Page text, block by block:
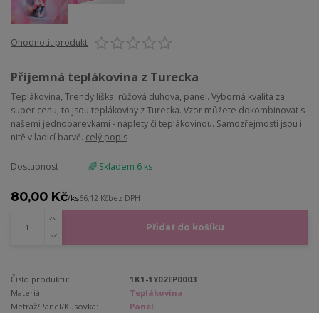
Ohodnotit produkt
Příjemná teplákovina z Turecka
Teplákovina, Trendy liška, růžová duhová, panel. Výborná kvalita za
super cenu, to jsou teplákoviny z Turecka. Vzor můžete dokombinovat s
našemi jednobarevkami - náplety či teplákovinou. Samozřejmostí jsou i
nitě v ladicí barvě. celý popis
Dostupnost 🌈 Skladem 6 ks
80,00 Kč/ks66,12 Kčbez DPH
Přidat do košíku
Číslo produktu:
1K1-1Y02EP0003
Materiál:
Teplákovina
Metráž/Panel/Kusovka:
Panel